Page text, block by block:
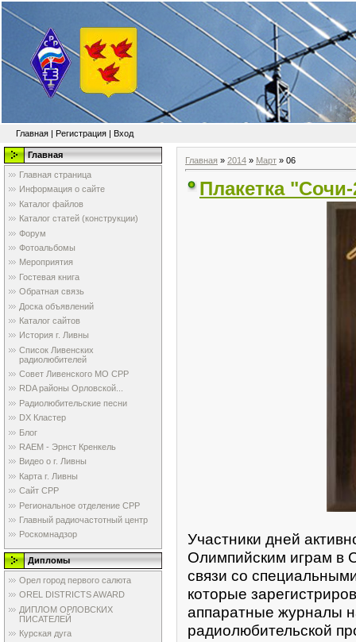
Главная | Регистрация | Вход
Главная
Главная страница
Информация о сайте
Каталог файлов
Каталог статей (конструкции)
Форум
Фотоальбомы
Мероприятия
Гостевая книга
Обратная связь
Доска объявлений
Каталог сайтов
История г. Ливны
Список Ливенских
радиолюбителей
Совет Ливенского МО СРР
RDA районы Орловской...
Радиолюбительские песни
DX Кластер
Блог
RAEM - Эрнст Кренкель
Видео о г. Ливны
Карта г. Ливны
Сайт СРР
Региональное отделение СРР
Главный радиочастотный центр
Роскомнадзор
Дипломы
Орел город первого салюта
OREL DISTRICTS AWARD
ДИПЛОМ ОРЛОВСКИХ
ПИСАТЕЛЕЙ
Курская дуга
Главная » 2014 » Март » 06
Плакетка
Участники дней
Олимпийским играм в
связи со
которые
аппаратные журналы
радиолюбительской